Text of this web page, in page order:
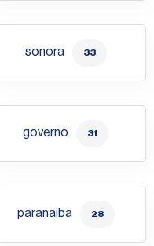
sonora 33
governo 31
paranaiba 28